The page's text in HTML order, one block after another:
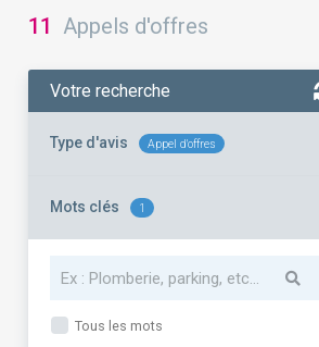
11 Appels d'offres
Votre recherche
Type d'avis Appel d'offres
Mots clés 1
Tous les mots